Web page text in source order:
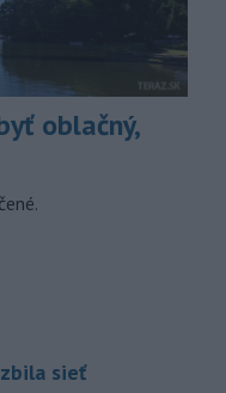
oblačný,
sieť